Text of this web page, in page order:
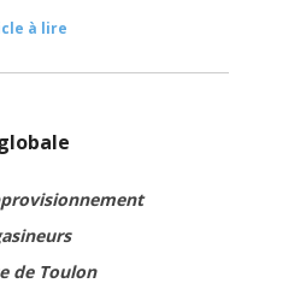
à lire
de Toulon